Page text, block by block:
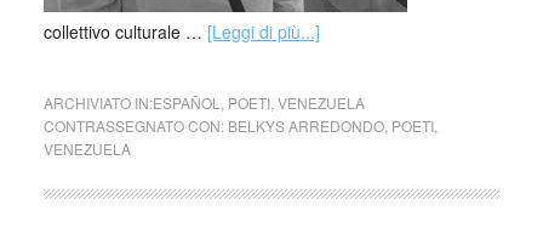
collettivo culturale … [Leggi di più...]
ARCHIVIATO IN:ESPAÑOL POETI, VENEZUELA
CONTRASSEGNATO CON: BELKYS ARREDONDO, POETI,
VENEZUELA